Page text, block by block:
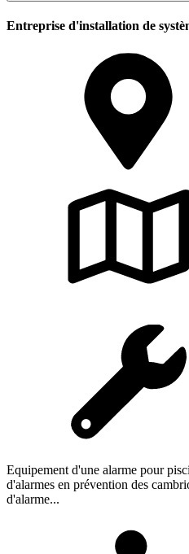
Entreprise d'installation de
Equipement d'une alarme pour
d'alarmes en prévention des
d'alarme...